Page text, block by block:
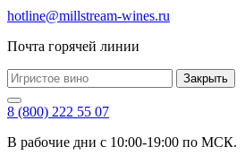
hotline@millstream-wines.ru
Почта горячей линии
Закрыть
8 (800) 222 55 07
В рабочие дни с 10:00-19:00 по МСК.